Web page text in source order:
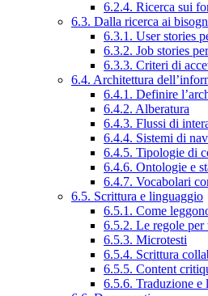
6.2.4. Ricerca sui
6.3. Dalla ricerca ai
6.3.1. User stories
6.3.2. Job stories
6.3.3. Criteri di
6.4. Architettura
6.4.1. Definire
6.4.2. Alberatura
6.4.3. Flussi di
6.4.4. Sistemi di
6.4.5. Tipologie di
6.4.6. Ontologie e
6.4.7. Vocabolari
6.5. Scrittura e linguaggio
6.5.1. Come
6.5.2. Le regole
6.5.3. Microtesti
6.5.4. Scrittura
6.5.5. Content
6.5.6. Traduzione e